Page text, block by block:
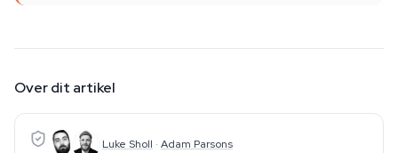
Over dit artikel
Luke Sholl · Adam Parsons